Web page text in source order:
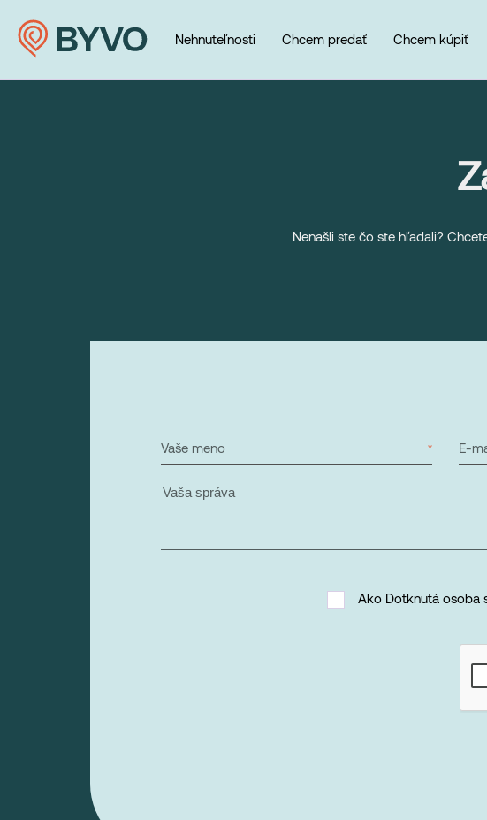
Nehnuteľnosti Chcem predať Chcem kúpiť
Nenašli ste čo ste hľadali?
Vaše meno E-
Ako Dotknutá osoba